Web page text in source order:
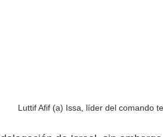
Luttif Afif (a) Issa, líder del comando